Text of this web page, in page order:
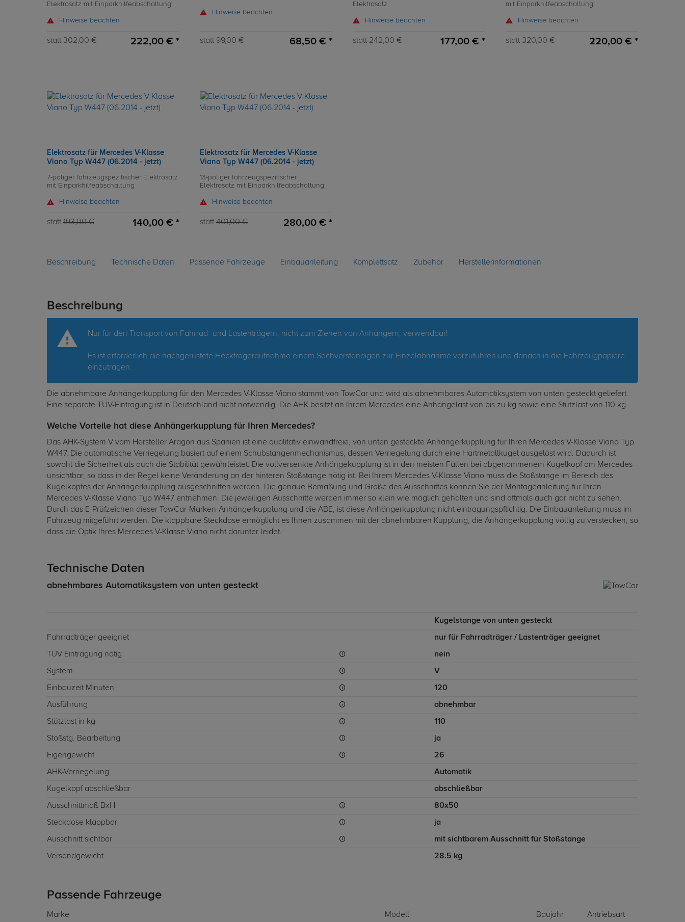
Elektrosatz mit Einparkhilfeabschaltung
Hinweise beachten
statt 302,00 € 222,00 € *
Hinweise beachten
statt 99,00 € 68,50 € *
Elektrosatz
Hinweise beachten
statt 242,00 € 177,00 € *
mit Einparkhilfeabschaltung
Hinweise beachten
statt 320,00 € 220,00 € *
Elektrosatz für Mercedes V-Klasse
Viano Typ W447 (06.2014 - jetzt)
7-poliger fahrzeugspezifischer Elektrosatz
mit Einparkhilfeabschaltung
Hinweise beachten
statt 193,00 € 140,00 € *
Elektrosatz für Mercedes V-Klasse
Viano Typ W447 (06.2014 - jetzt)
13-poliger fahrzeugspezifischer
Elektrosatz mit Einparkhilfeabschaltung
Hinweise beachten
statt 401,00 € 280,00 € *
Beschreibung Technische Daten Passende Fahrzeuge Einbauanleitung Komplettsatz Zubehör Herstellerinformationen
Beschreibung
Nur für den Transport von Fahrrad- und Lastenträgern, nicht zum Ziehen von Anhängern, verwendbar!
Es ist erforderlich die nachgerüstete Heckträgeraufnahme einem Sachverständigen zur Einzelabnahme vorzuführen und danach in die Fahrzeugpapiere
einzutragen.
Die abnehmbare Anhängerkupplung für den Mercedes V-Klasse Viano stammt von TowCar und wird als abnehmbares Automatiksystem von unten gesteckt geliefert.
Eine separate TÜV-Eintragung ist in Deutschland nicht notwendig. Die AHK besitzt an Ihrem Mercedes eine Anhängelast von bis zu kg sowie eine Stützlast von 110 kg.
Welche Vorteile hat diese Anhängerkupplung für Ihren Mercedes?
Das AHK-System V vom Hersteller Aragon aus Spanien ist eine qualitativ einwandfreie, von unten gesteckte Anhängerkupplung für Ihren Mercedes V-Klasse Viano Typ
W447. Die automatische Verriegelung basiert auf einem Schubstangenmechanismus, dessen Verriegelung durch eine Hartmetallkugel ausgelöst wird. Dadurch ist
sowohl die Sicherheit als auch die Stabilität gewährleistet. Die vollversenkte Anhängekupplung ist in den meisten Fällen bei abgenommenem Kugelkopf am Mercedes
unsichtbar, so dass in der Regel keine Veränderung an der hinteren Stoßstange nötig ist. Bei Ihrem Mercedes V-Klasse Viano muss die Stoßstange im Bereich des
Kugelkopfes der Anhängerkupplung ausgeschnitten werden. Die genaue Bemaßung und Größe des Ausschnittes können Sie der Montageanleitung für Ihren
Mercedes V-Klasse Viano Typ W447 entnehmen. Die jeweiligen Ausschnitte werden immer so klein wie möglich gehalten und sind oftmals auch gar nicht zu sehen.
Durch das E-Prüfzeichen dieser TowCar-Marken-Anhängerkupplung und die ABE, ist diese Anhängerkupplung nicht eintragungspflichtig. Die Einbauanleitung muss im
Fahrzeug mitgeführt werden. Die klappbare Steckdose ermöglicht es Ihnen zusammen mit der abnehmbaren Kupplung, die Anhängerkupplung völlig zu verstecken, so
dass die Optik Ihres Mercedes V-Klasse Viano nicht darunter leidet.
Technische Daten
abnehmbares Automatiksystem von unten gesteckt
Kugelstange von unten gesteckt
Fahrradträger geeignet nur für Fahrradträger / Lastenträger geeignet
TÜV Eintragung nötig nein
System V
Einbauzeit Minuten 120
Ausführung abnehmbar
Stützlast in kg 110
Stoßstg. Bearbeitung ja
Eigengewicht 26
AHK-Verriegelung Automatik
Kugelkopf abschließbar abschließbar
Ausschnittmaß BxH 80x50
Steckdose klappbar ja
Ausschnitt sichtbar mit sichtbarem Ausschnitt für Stoßstange
Versandgewicht 28.5 kg
Passende Fahrzeuge
Marke Modell Baujahr Antriebsart